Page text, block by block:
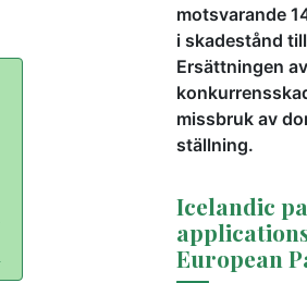
motsvarande
i skadestånd
Ersättningen
missbruk av
ställning.
Icelandic
European